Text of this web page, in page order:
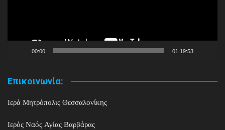
00:00 01:19:53
Επικοινωνία:
Ιερά Μητρόπολις Θεσσαλονίκης
Ιερός Ναός Αγίας Βαρβάρας